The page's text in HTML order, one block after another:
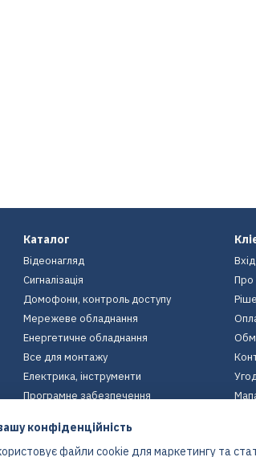
Каталог
Відеонагляд
Сигналізація
Домофони, контроль доступу
Мережеве обладнання
Енергетичне обладнання
Все для монтажу
Електрика, інструменти
Програмне забезпечення
Екіпірування
Енергетичне обладнання
Про
конфіденційність
файли cookie для маркетингу та